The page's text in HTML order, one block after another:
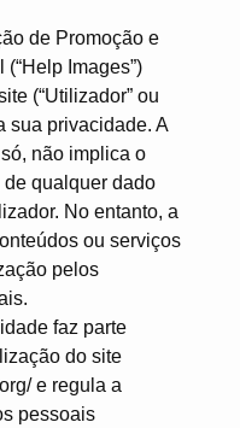
de Promoção e
Images”)
(“Utilizador” ou
sua privacidade. A
não implica o
de qualquer dado
No entanto, a
ou serviços
pelos
faz parte
do site
e regula a
pessoais